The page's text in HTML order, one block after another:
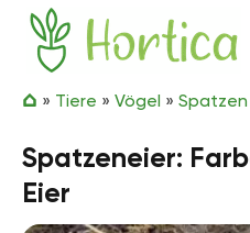
Zum Inhalt springen
Hortica
» Tiere » Vögel » Spatzen
Spatzeneier:
Eier